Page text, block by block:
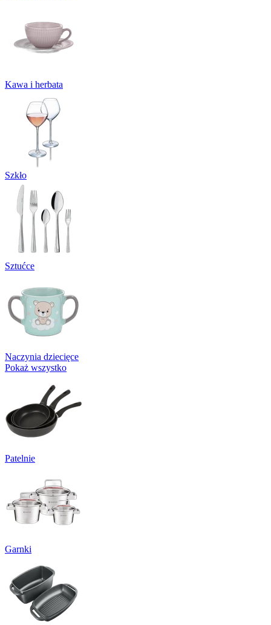
Kawa i herbata
Szkło
Sztućce
Naczynia dziecięce
Pokaż wszystko
Patelnie
Garnki